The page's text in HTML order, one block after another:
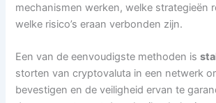
mechanismen werken, welke strategieën
welke risico’s eraan verbonden zijn.
Een van de eenvoudigste methoden is
storten van cryptovaluta in een netwerk
bevestigen en de veiligheid ervan te